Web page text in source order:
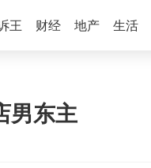
王 财经 地产 生活
男东主